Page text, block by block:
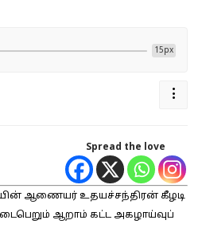
15px
Spread the love
ஆணையர் உதயச்சந்திரன் கீழடி
ஆறாம் கட்ட அகழாய்வுப்